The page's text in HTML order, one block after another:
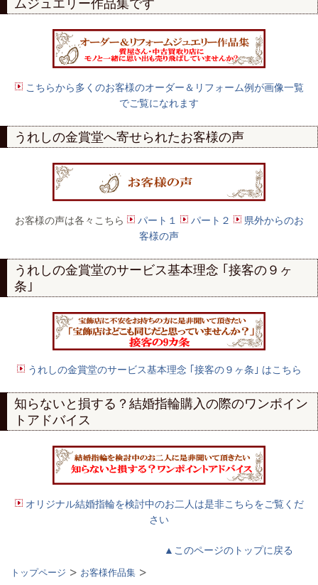
ムジュエリー作品集です
こちらから多くのお客様のオーダー＆リフォーム例が画像一覧
でご覧になれます
うれしの金賞堂へ寄せられたお客様の声
お客様の声は各々こちら パート１ パート２
県外からのお
客様の声
うれしの金賞堂のサービス基本理念 ｢接客の９ヶ
条｣
うれしの金賞堂のサービス基本理念 ｢接客の９ヶ条｣ はこちら
知らないと損する？結婚指輪購入の際のワンポイン
トアドバイス
オリジナル結婚指輪を検討中のお二人は是非こちらをご覧くだ
さい
▲このページのトップに戻る
トップページ お客様作品集